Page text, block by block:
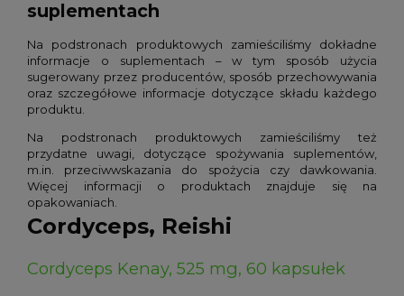
suplementach
Na podstronach produktowych zamieściliśmy dokładne
informacje o suplementach – w tym sposób użycia
sugerowany przez producentów, sposób przechowywania
oraz szczegółowe informacje dotyczące składu każdego
produktu.
Na podstronach produktowych zamieściliśmy też
przydatne uwagi, dotyczące spożywania suplementów,
m.in. przeciwwskazania do spożycia czy dawkowania.
Więcej informacji o produktach znajduje się na
opakowaniach.
Cordyceps, Reishi
Cordyceps Kenay, 525 mg, 60 kapsułek